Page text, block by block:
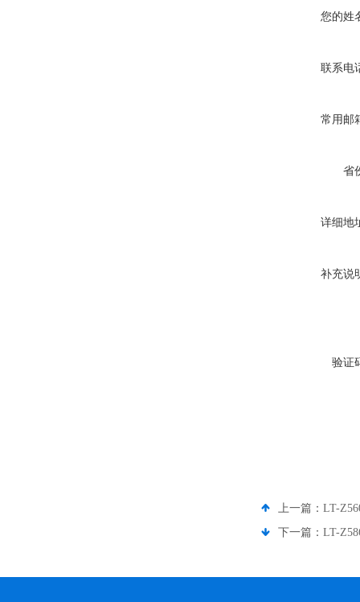
您的姓
联系电
常用邮
省
详细地
补充说
验证
上一篇： LT-
下一篇： LT-